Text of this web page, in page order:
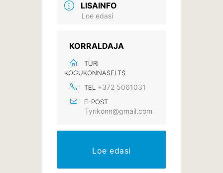
LISAINFO
Loe edasi
KORRALDAJA
TÜRI
KOGUKONNASELTS
TEL +372 5061031
E-POST
Tyrikonn@gmail.com
Loe edasi